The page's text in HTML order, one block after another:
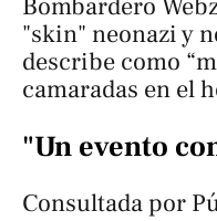
Bombardero
"skin" neonazi y
describe como
camaradas en el
"Un evento
Consultada por